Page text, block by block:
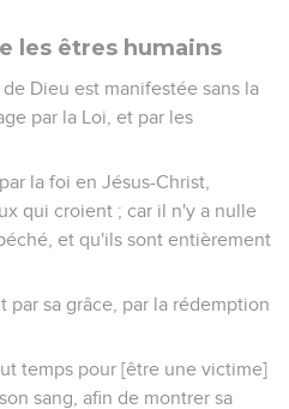
les êtres humains
Dieu est manifestée sans la
par la Loi, et par les
la foi en Jésus-Christ,
qui croient ; car il n'y a nulle
et qu'ils sont entièrement
par sa grâce, par la rédemption
temps pour [être une victime]
sang, afin de montrer sa